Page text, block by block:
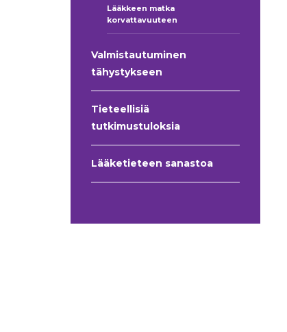
Lääkkeen matka
korvattavuuteen
Valmistautuminen
tähystykseen
Tieteellisiä
tutkimustuloksia
Lääketieteen sanastoa